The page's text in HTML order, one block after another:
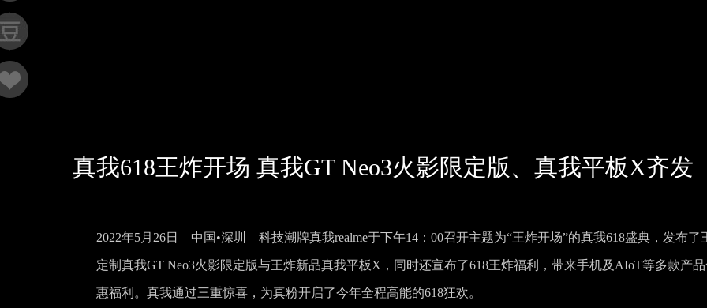
真我618王炸开场 真我GT Neo3火影限定版、真我平板X齐发
2022年5月26日—中国•深圳—科技潮牌真我realme于下午14：00召开主题为“王炸开场”的真我618盛典，发布了
定制真我GT Neo3火影限定版与王炸新品真我平板X，同时还宣布了618王炸福利，带来手机及AIoT等多款产
惠福利。真我通过三重惊喜，为真粉开启了今年全程高能的618狂欢。